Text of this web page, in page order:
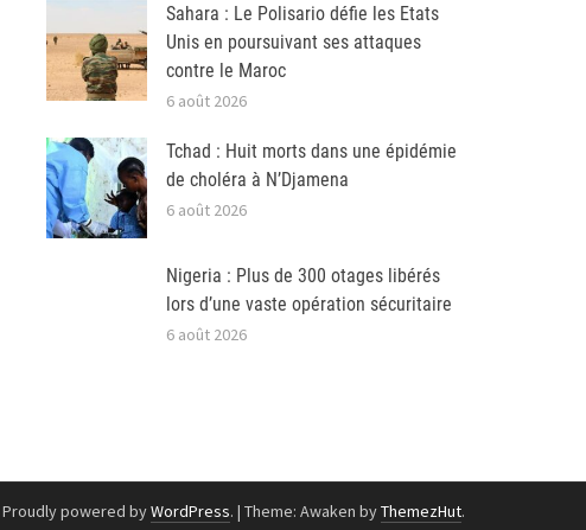
Sahara : Le Polisario défie les Etats
Unis en poursuivant ses attaques
contre le Maroc
6 août 2026
Tchad : Huit morts dans une épidémie
de choléra à N’Djamena
6 août 2026
Nigeria : Plus de 300 otages libérés
lors d’une vaste opération sécuritaire
6 août 2026
Proudly powered byWordPress. | Theme: Awaken byThemezHut.